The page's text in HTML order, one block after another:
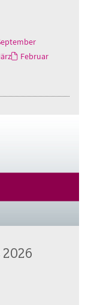
Februar